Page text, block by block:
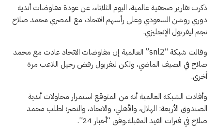
ذكرت تقارير صحفية عالمية، اليوم الثلاثاء، عن عودة مفاوضات أندية
دوري روشن السعودي وعلى رأسهم الاتحاد، مع المصري محمد صلاح
نجم ليفربول الإنجليزي.
وقالت شبكة “snl2” العالمية إن مفاوضات الاتحاد عادت مع محمد
صلاح في الصيف الماضي، ولكن ليفربول رفض رحيل اللاعب مرة
أخرى.
وأفادت الشبكة العالمية أنه من المتوقع استمرار محاولات أندية
الصندوق الأربعة: الهلال، والأهلي، والاتحاد، والنصر؛ لطلب محمد
صلاح في فترات القيد المقبلة.وفق “أخبار 24”.